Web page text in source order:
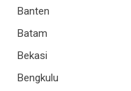
Banten
Batam
Bekasi
Bengkulu